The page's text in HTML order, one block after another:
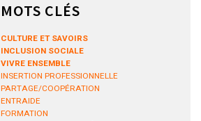
MOTS CLÉS
CULTURE ET SAVOIRS
INCLUSION SOCIALE
VIVRE ENSEMBLE
INSERTION PROFESSIONNELLE
PARTAGE/COOPÉRATION
ENTRAIDE
FORMATION